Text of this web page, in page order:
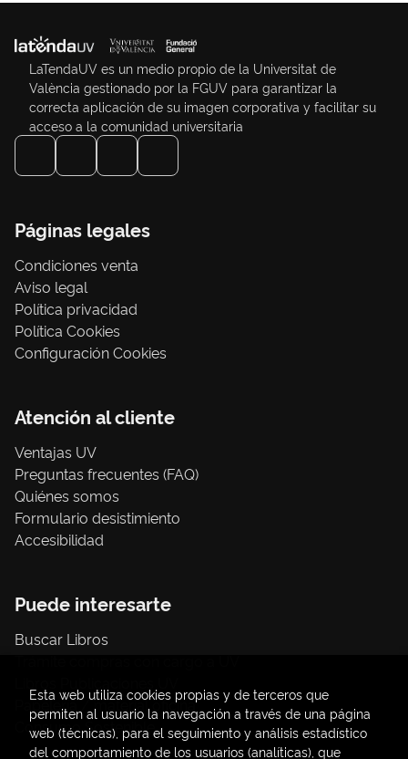
LaTendaUV es un medio propio de la Universitat de
València gestionado por la FGUV para garantizar la
correcta aplicación de su imagen corporativa y facilitar su
acceso a la comunidad universitaria
Páginas legales
Condiciones venta
Aviso legal
Política privacidad
Política Cookies
Configuración Cookies
Atención al cliente
Ventajas UV
Preguntas frecuentes (FAQ)
Quiénes somos
Formulario desistimiento
Accesibilidad
Puede interesarte
Buscar Libros
Papelería / material oficina
Consumo Sostenible
Esta web utiliza cookies propias y de terceros que
permiten al usuario la navegación a través de una página
web (técnicas), para el seguimiento y análisis estadístico
del comportamiento de los usuarios (analíticas), que